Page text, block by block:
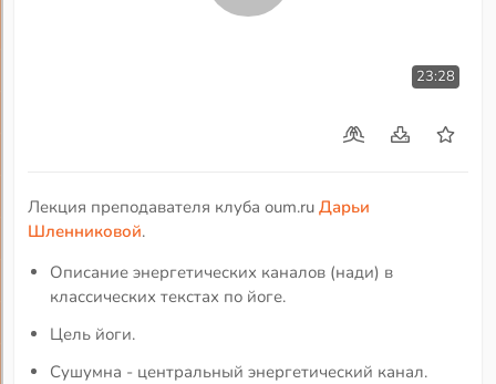
23:28
Лекция преподавателя клуба oum.ruДарьи
Шленниковой.
Описание энергетических каналов (нади) в
классических текстах по йоге.
Цель йоги.
Сушумна - центральный энергетический канал.